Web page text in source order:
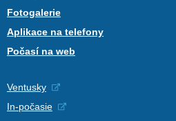
Fotogalerie
Aplikace na telefony
Počasí na web
Ventusky
In-počasie